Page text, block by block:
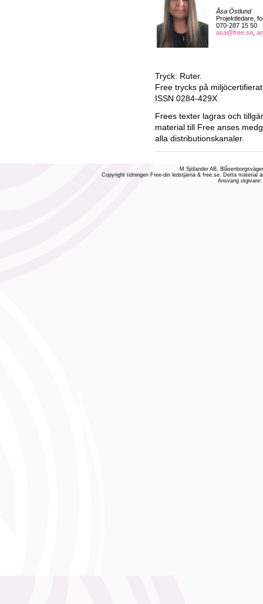
Åsa Östlund
Projektledare,
070-287 15 50
asa@free.se
Tryck: Ruter.
Free trycks på
ISSN 0284-429X
Frees texter lagras och
material till Free anses
alla distributionskanaler.
M Sjölander AB,
Copyright tidningen Free-din ledstjärna & free.se. Detta material
Ansvarig